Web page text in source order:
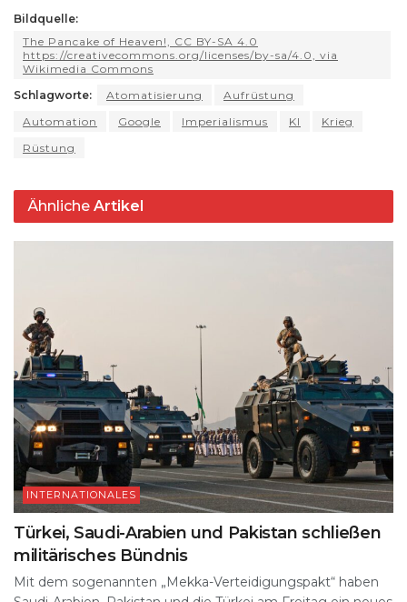
ts
A
p
p
ra
m
b
o
o
k
y
d
s
t
Li
k
ar
e
Bildquelle:
The Pancake of Heaven!, CC BY-SA 4.0
https://creativecommons.org/licenses/by-sa/4.0, via
Wikimedia Commons
Schlagworte:
Atomatisierung
Aufrüstung
Automation
Google Imperialismus KI
Krieg
Rüstung
Ähnliche Artikel
INTERNATIONALES
Türkei, Saudi-Arabien und Pakistan schließen
militärisches Bündnis
Mit dem sogenannten „Mekka-Verteidigungspakt“ haben